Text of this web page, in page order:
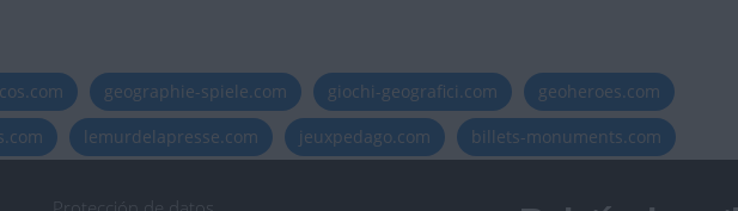
geographie-spiele.com giochi-geografici.com
geoheroes.com
lemurdelapresse.com jeuxpedago.com billets-monuments.com